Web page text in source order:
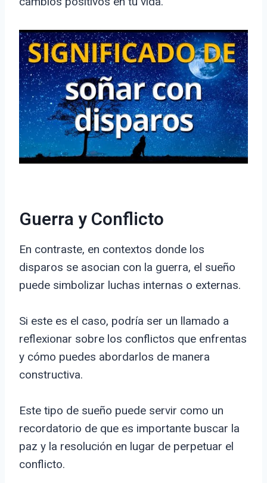
Guerra y Conflicto
En contraste, en contextos donde los
disparos se asocian con la guerra, el sueño
puede simbolizar luchas internas o externas.
Si este es el caso, podría ser un llamado a
reflexionar sobre los conflictos que enfrentas
y cómo puedes abordarlos de manera
constructiva.
Este tipo de sueño puede servir como un
recordatorio de que es importante buscar la
paz y la resolución en lugar de perpetuar el
conflicto.